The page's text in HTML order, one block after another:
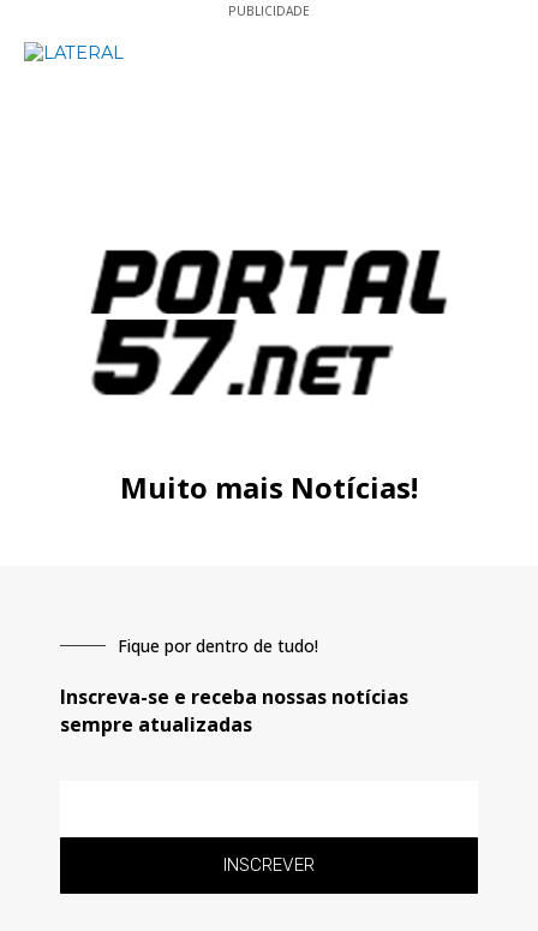
PUBLICIDADE
Muito mais Notícias!
Fique por dentro de tudo!
Inscreva-se e receba nossas notícias
sempre atualizadas
INSCREVER